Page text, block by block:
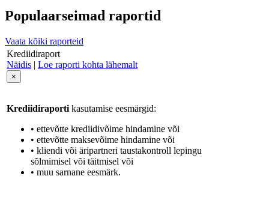
Populaarseimad raportid
Vaata kõiki raporteid
Krediidiraport
Näidis | Loe raporti kohta lähemalt
×
Krediidiraporti kasutamise eesmärgid:
• ettevõtte krediidivõime hindamine või
• ettevõtte maksevõime hindamine või
• kliendi või äripartneri taustakontroll lepingu
sõlmimisel või täitmisel või
• muu sarnane eesmärk.